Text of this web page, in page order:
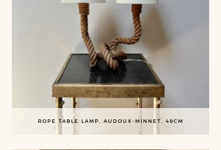
ROPE TABLE LAMP, AUDOUX-MINNET, 49CM